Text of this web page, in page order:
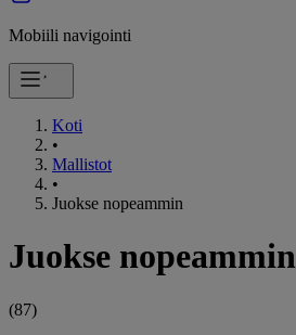
Mobiili navigointi
Koti
•
Mallistot
•
Juokse nopeammin
Juokse nopeammin
(87)